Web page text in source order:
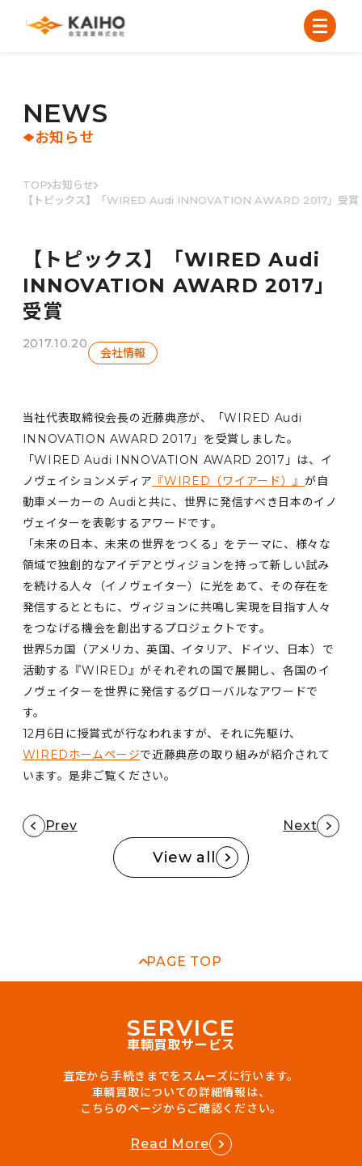
NEWS
お知らせ
TOP お知らせ
【トピックス】「WIRED Audi INNOVATION AWARD 2017」受賞
【トピックス】「WIRED Audi
INNOVATION AWARD 2017」
受賞
2017.10.20
会社情報
当社代表取締役会長の近藤典彦が、「WIRED Audi
INNOVATION AWARD 2017」を受賞しました。
「WIRED Audi INNOVATION AWARD 2017」は、イ
ノヴェイションメディア 『WIRED（ワイアード）』が自
動車メーカーの Audiと共に、世界に発信すべき日本のイノ
ヴェイターを表彰するアワードです。
「未来の日本、未来の世界をつくる」をテーマに、様々な
領域で独創的なアイデアとヴィジョンを持って新しい試み
を続ける人々（イノヴェイター）に光をあて、その存在を
発信するとともに、ヴィジョンに共鳴し実現を目指す人々
をつなげる機会を創出するプロジェクトです。
世界5カ国（アメリカ、英国、イタリア、ドイツ、日本）で
活動する『WIRED』がそれぞれの国で展開し、各国のイ
ノヴェイターを世界に発信するグローバルなアワードで
す。
12月6日に授賞式が行なわれますが、それに先駆け、
WIREDホームページで近藤典彦の取り組みが紹介されて
います。是非ご覧ください。
Prev Next
View all
PAGE TOP
SERVICE
車輌買取サービス
査定から手続きまでをスムーズに行います。
車輌買取についての詳細情報は、
こちらのページからご確認ください。
Read More